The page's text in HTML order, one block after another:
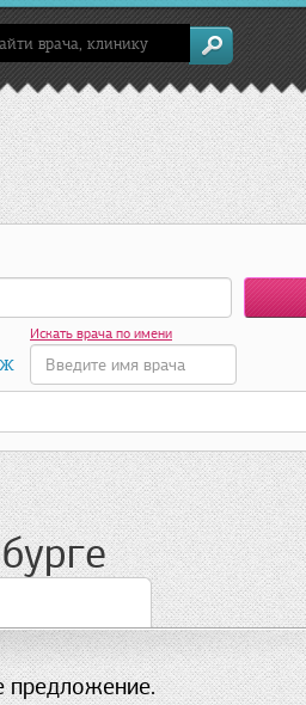
Ж
Искать врача по имени
предложение.